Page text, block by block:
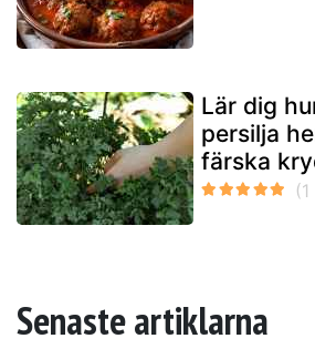
Lär dig
persilja
färska
Senaste artiklarna